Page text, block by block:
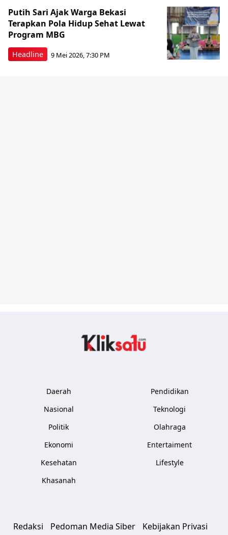
Headline
Putih Sari Ajak Warga Bekasi
Terapkan Pola Hidup Sehat Lewat
Program MBG
9 Mei 2026, 7:30 PM
Daerah
Nasional
Politik
Ekonomi
Kesehatan
Khasanah
Pendidikan
Teknologi
Olahraga
Entertaiment
Lifestyle
Redaksi Pedoman Media Siber Kebijakan Privasi